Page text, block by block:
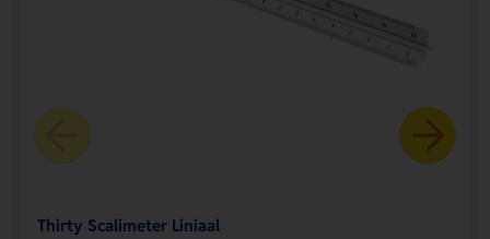
Thirty Scalimeter Liniaal